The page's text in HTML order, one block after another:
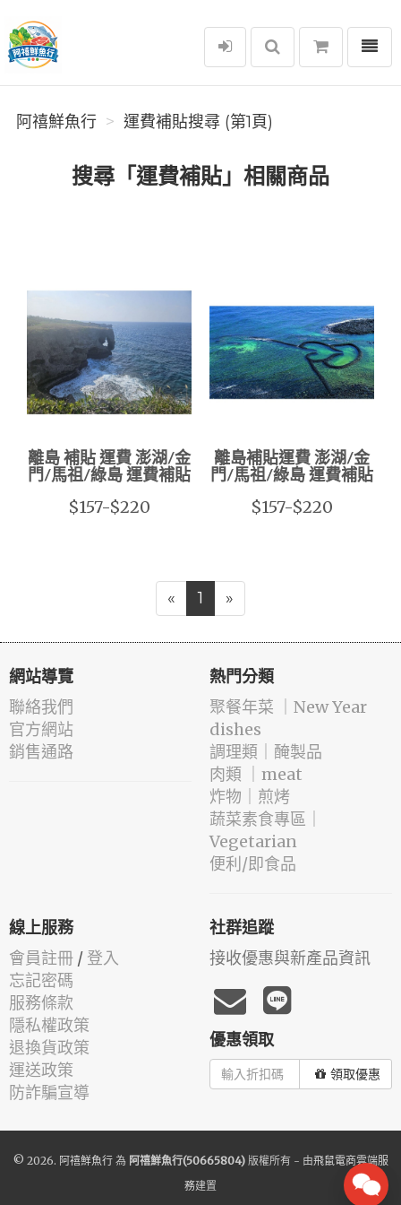
阿禧鮮魚行
選單
阿禧鮮魚行 運費補貼搜尋 (第1頁)
搜尋「運費補貼」相關商品
離島 補貼 運費 澎湖/金
門/馬祖/綠島 運費補貼
$157-$220
離島補貼運費 澎湖/金
門/馬祖/綠島 運費補貼
$157-$220
« 1 »
網站導覽
聯絡我們
官方網站
銷售通路
熱門分類
️聚餐年菜 ｜New Year
dishes
️調理類｜醃製品
肉類 ｜meat
️炸物｜煎烤
蔬菜素食專區｜
Vegetarian
便利/即食品
線上服務
會員註冊 / 登入
忘記密碼
服務條款
隱私權政策
退換貨政策
運送政策
防詐騙宣導
社群追蹤
接收優惠與新產品資訊
優惠領取
領取優惠
© 2026. 阿禧鮮魚行為 阿禧鮮魚行(50665804)版權所有 - 由飛鼠電商雲端服
務建置